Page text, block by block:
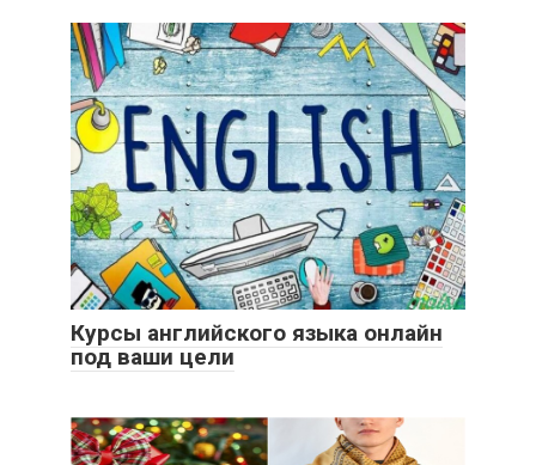
Курсы английского языка онлайн
под ваши цели